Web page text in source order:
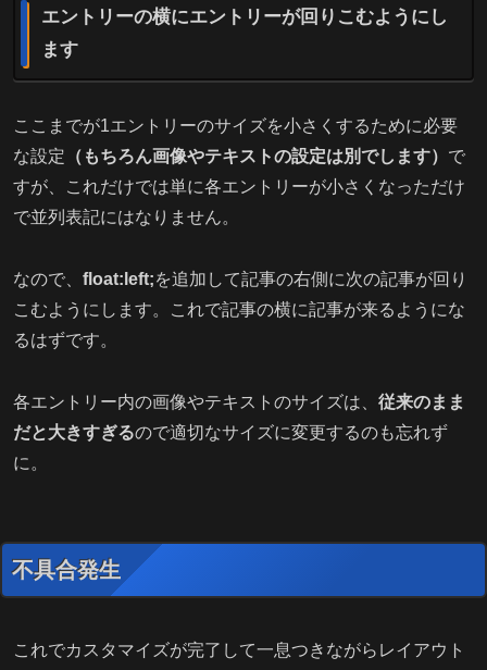
エントリーの横にエントリーが回りこむようにし
ます
ここまでが1エントリーのサイズを小さくするために必要
な設定 （もちろん画像やテキストの設定は別でします） で
すが、これだけでは単に各エントリーが小さくなっただけ
で並列表記にはなりません。
なので、 float:left;を追加して記事の右側に次の記事が回り
こむようにします。これで記事の横に記事が来るようにな
るはずです。
各エントリー内の画像やテキストのサイズは、 従来のまま
だと大きすぎるので適切なサイズに変更するのも忘れず
に。
不具合発生
これでカスタマイズが完了して一息つきながらレイアウト